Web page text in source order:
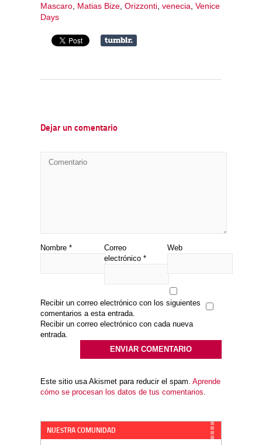
Mascaro Matias Bize Orizzonti venecia Venice
Days
Dejar un comentario
Nombre *
Correo
electrónico *
Web
Recibir un correo electrónico con los siguientes
comentarios a esta entrada.
Recibir un correo electrónico con cada nueva
entrada.
Este sitio usa Akismet para reducir el spam. Aprende
cómo se procesan los datos de tus comentarios.
NUESTRA COMUNIDAD